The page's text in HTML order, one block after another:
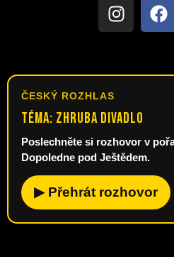
ČESKÝ ROZHLAS
Téma: Zhruba divadlo
Poslechněte si rozhovor v
Dopoledne pod Ještědem.
▶ Přehrát rozhovor